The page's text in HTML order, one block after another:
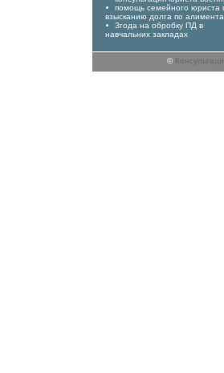
помощь семейного юриста
взысканию долга по
Згода на обробку ПД в
навчальних закладах
©